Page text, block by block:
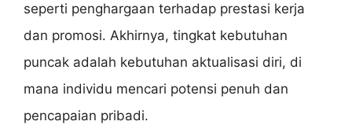
seperti penghargaan terhadap prestasi kerja
dan promosi. Akhirnya, tingkat kebutuhan
puncak adalah kebutuhan aktualisasi diri, di
mana individu mencari potensi penuh dan
pencapaian pribadi.